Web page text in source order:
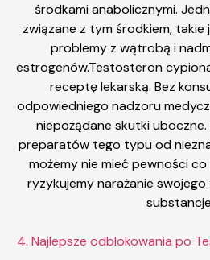
środkami anabolicznymi.
związane z tym środkiem, takie
problemy z wątrobą i
estrogenów.Testosteron
receptę lekarską. Bez
odpowiedniego nadzoru
niepożądane skutki
preparatów tego typu od
możemy nie mieć pewności
ryzykujemy narażanie
4. Najlepsze odblokowania po